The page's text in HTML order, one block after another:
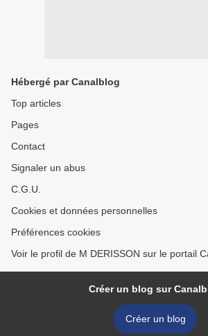
Hébergé par Canalblog
Top articles
Pages
Contact
Signaler un abus
C.G.U.
Cookies et données personnelles
Préférences cookies
Voir le profil de M DERISSON sur le portail
Créer un blog sur
Créer un blog